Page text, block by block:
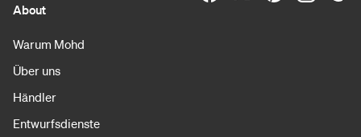
About
Warum Mohd
Über uns
Händler
Entwurfsdienste